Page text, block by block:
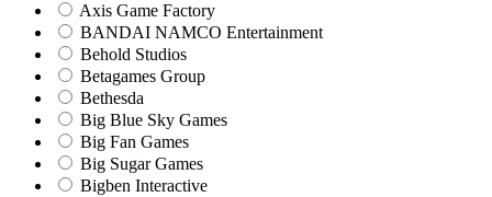
Axis Game Factory
BANDAI NAMCO Entertainment
Behold Studios
Betagames Group
Bethesda
Big Blue Sky Games
Big Fan Games
Big Sugar Games
Bigben Interactive